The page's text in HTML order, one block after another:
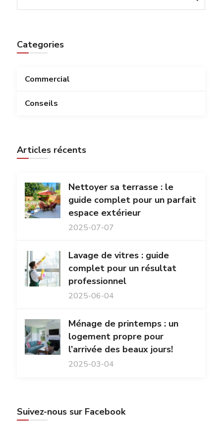
Categories
Commercial
Conseils
Articles récents
Nettoyer sa terrasse : le
guide complet pour un parfait
espace extérieur
2025-07-07
Lavage de vitres : guide
complet pour un résultat
professionnel
2025-06-04
Ménage de printemps : un
logement propre pour
l’arrivée des beaux jours!
2025-03-04
Suivez-nous sur Facebook